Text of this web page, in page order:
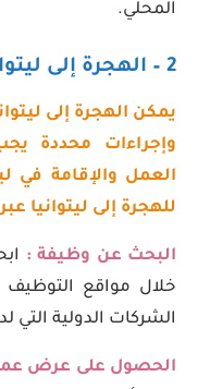
المحلي.
2 – الهجرة إلى ليتوانيا عن طريق العمل
يمكن الهجرة إلى
وإجراءات محددة
العمل والإقامة في
للهجرة إلى ليتوانيا
البحث عن وظيفة :
خلال مواقع التوظيف
الشركات الدولية التي
الحصول على عرض